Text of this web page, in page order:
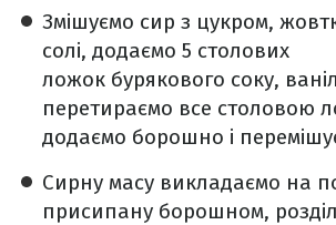
️Змішуємо сир з цукром,
солі, додаємо 5 столових
ложок бурякового соку,
перетираємо все столовою
додаємо борошно і
️Сирну масу викладаємо на
присипану борошном,